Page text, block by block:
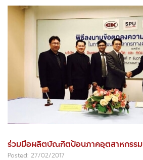
ร่วมมือผลิตบัณฑิตป้อนภาคอุตสาหกรรม
Posted: 27/02/2017